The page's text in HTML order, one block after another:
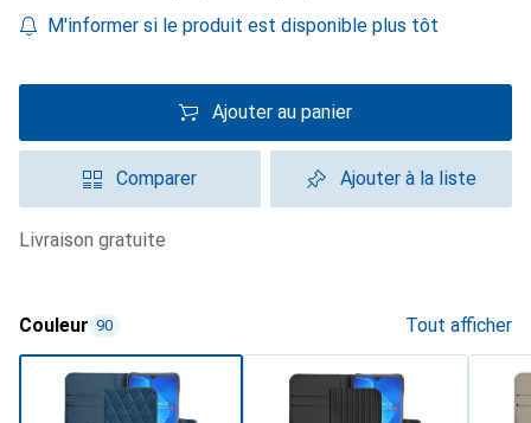
M'informer si le produit est disponible plus tôt
Ajouter au panier
Comparer Ajouter à la liste
livraison gratuite
Couleur 90 Tout afficher